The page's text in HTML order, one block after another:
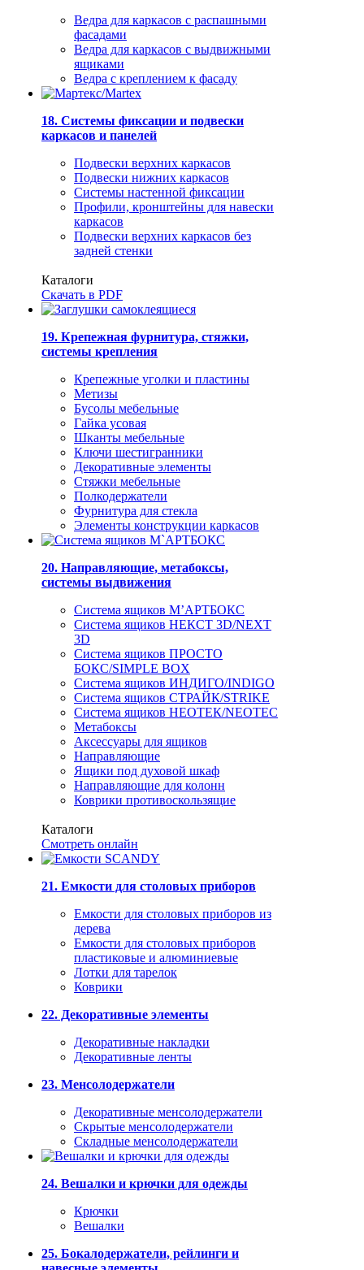
Ведра для каркасов с распашными
фасадами
Ведра для каркасов с выдвижными
ящиками
Ведра с креплением к фасаду
18. Системы фиксации и подвески
каркасов и панелей
Подвески верхних каркасов
Подвески нижних каркасов
Системы настенной фиксации
Профили, кронштейны для навески
каркасов
Подвески верхних каркасов без
задней стенки
Каталоги
Скачать в PDF
19. Крепежная фурнитура, стяжки,
системы крепления
Крепежные уголки и пластины
Метизы
Бусолы мебельные
Гайка усовая
Шканты мебельные
Ключи шестигранники
Декоративные элементы
Стяжки мебельные
Полкодержатели
Фурнитура для стекла
Элементы конструкции каркасов
20. Направляющие, метабоксы,
системы выдвижения
Система ящиков М’АРТБОКС
Система ящиков НЕКСТ 3D/NEXT
3D
Система ящиков ПРОСТО
БОКС/SIMPLE BOX
Система ящиков ИНДИГО/INDIGO
Система ящиков СТРАЙК/STRIKE
Система ящиков НЕОТЕК/NEOTEC
Метабоксы
Аксессуары для ящиков
Направляющие
Ящики под духовой шкаф
Направляющие для колонн
Коврики противоскользящие
Каталоги
Смотреть онлайн
21. Емкости для столовых приборов
Емкости для столовых приборов из
дерева
Емкости для столовых приборов
пластиковые и алюминиевые
Лотки для тарелок
Коврики
22. Декоративные элементы
Декоративные накладки
Декоративные ленты
23. Менсолодержатели
Декоративные менсолодержатели
Скрытые менсолодержатели
Складные менсолодержатели
24. Вешалки и крючки для одежды
Крючки
Вешалки
25. Бокалодержатели, рейлинги и